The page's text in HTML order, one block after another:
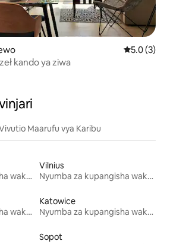
Ukadiriaji
5.0 (3)
kando ya ziwa
Maarufu vya Karibu
Nyumba za kupangisha wakati wa likizo
Vilnius
Nyumba za kupangisha wakati wa likizo
Nyumba za kupangisha wakati wa likizo
Katowice
Nyumba za kupangisha wakati wa likizo
Sopot